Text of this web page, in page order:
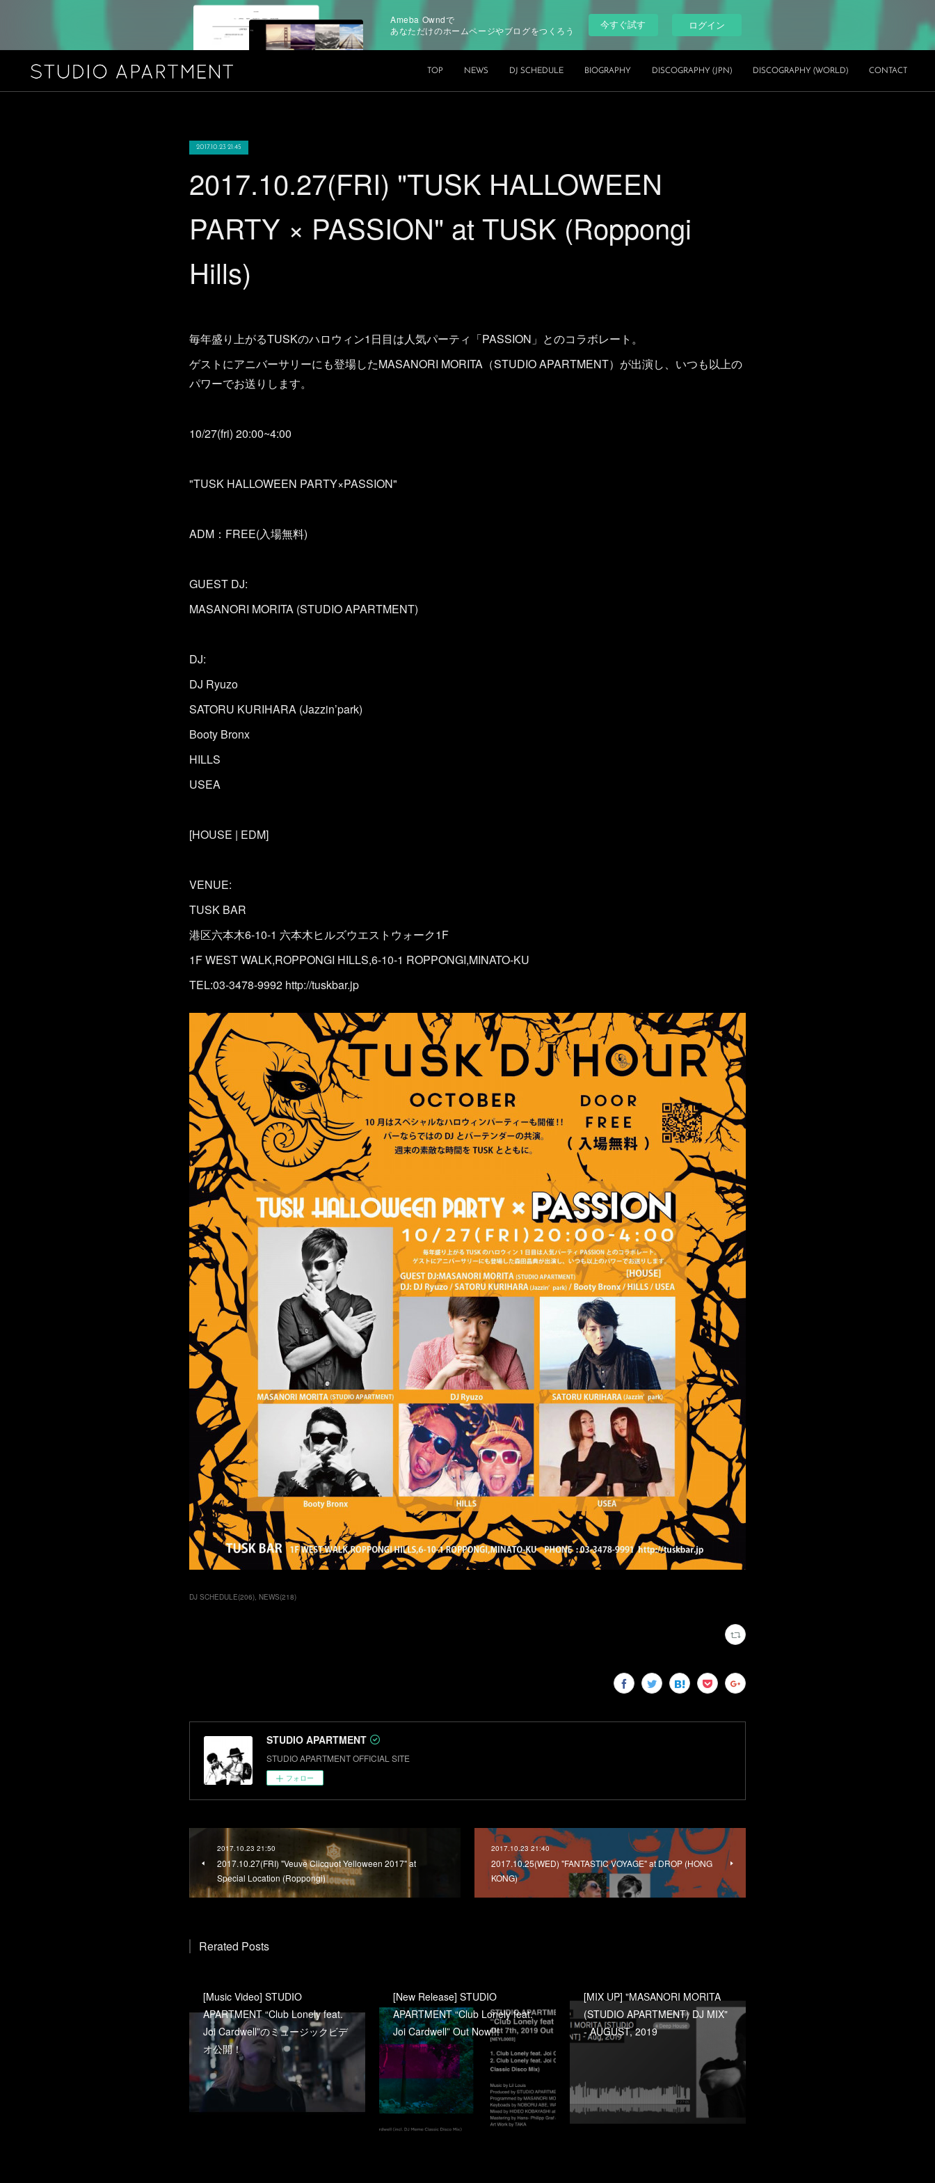
Ameba Owndで
あなただけのホームページやブログをつくろう
今すぐ試す ログイン
TOP NEWS DJ SCHEDULE BIOGRAPHY DISCOGRAPHY (JPN) DISCOGRAPHY (WORLD) CONTACT
2017.10.23 21:45
2017.10.27(FRI) "TUSK HALLOWEEN
PARTY × PASSION" at TUSK (Roppongi
Hills)
毎年盛り上がるTUSKのハロウィン1日目は人気パーティ「PASSION」とのコラボレート。
ゲストにアニバーサリーにも登場したMASANORI MORITA（STUDIO APARTMENT）が出演し、いつも以上の
パワーでお送りします。
10/27(fri) 20:00~4:00
"TUSK HALLOWEEN PARTY×PASSION"
ADM：FREE(入場無料)
GUEST DJ:
MASANORI MORITA (STUDIO APARTMENT)
DJ:
DJ Ryuzo
SATORU KURIHARA (Jazzin’park)
Booty Bronx
HILLS
USEA
[HOUSE | EDM]
VENUE:
TUSK BAR
港区六本木6-10-1 六本木ヒルズウエストウォーク1F
1F WEST WALK,ROPPONGI HILLS,6-10-1 ROPPONGI,MINATO-KU
TEL:03-3478-9992 http://tuskbar.jp
DJ SCHEDULE(206) NEWS(218)
STUDIO APARTMENT
STUDIO APARTMENT OFFICIAL SITE
フォロー
2017.10.23 21:50
2017.10.27(FRI) "Veuve Clicquot Yelloween 2017" at
Special Location (Roppongi)
2017.10.23 21:40
2017.10.25(WED) "FANTASTIC VOYAGE" at DROP (HONG
KONG)
Rerated Posts
[Music Video] STUDIO
APARTMENT “Club Lonely feat.
Joi Cardwell”のミュージックビデ
オ公開！
[New Release] STUDIO
APARTMENT “Club Lonely feat.
Joi Cardwell” Out Now!!!
[MIX UP] "MASANORI MORITA
(STUDIO APARTMENT) DJ MIX"
- AUGUST, 2019